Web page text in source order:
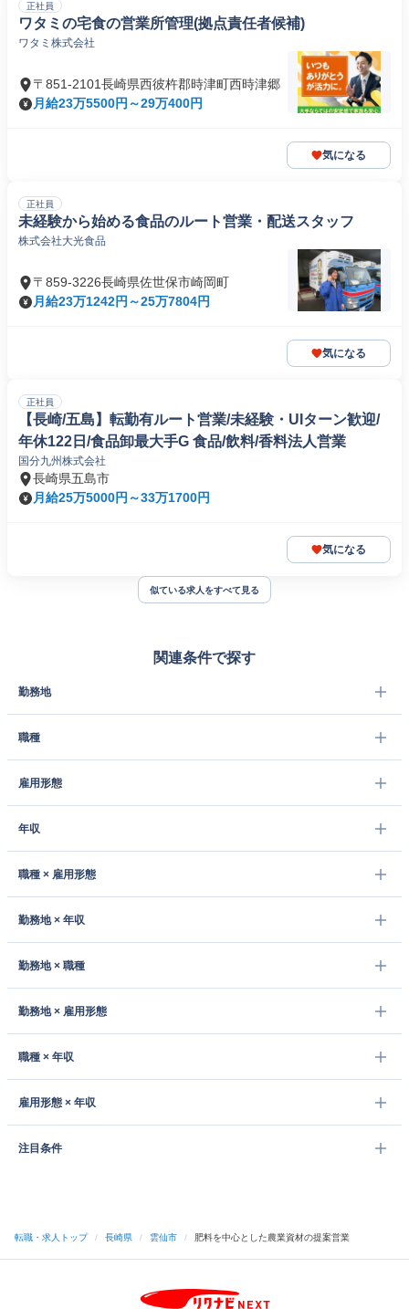
正社員
ワタミの宅食の営業所管理(拠点責任者候補)
ワタミ株式会社
〒851-2101長崎県西彼杵郡時津町西時津郷
月給23万5500円～29万400円
気になる
正社員
未経験から始める食品のルート営業・配送スタッフ
株式会社大光食品
〒859-3226長崎県佐世保市崎岡町
月給23万1242円～25万7804円
気になる
正社員
【長崎/五島】転勤有ルート営業/未経験・UIターン歓迎/
年休122日/食品卸最大手G 食品/飲料/香料法人営業
国分九州株式会社
長崎県五島市
月給25万5000円～33万1700円
気になる
似ている求人をすべて見る
関連条件で探す
勤務地
職種
雇用形態
年収
職種 × 雇用形態
勤務地 × 年収
勤務地 × 職種
勤務地 × 雇用形態
職種 × 年収
雇用形態 × 年収
注目条件
転職・求人トップ / 長崎県 / 雲仙市 / 肥料を中心とした農業資材の提案営業